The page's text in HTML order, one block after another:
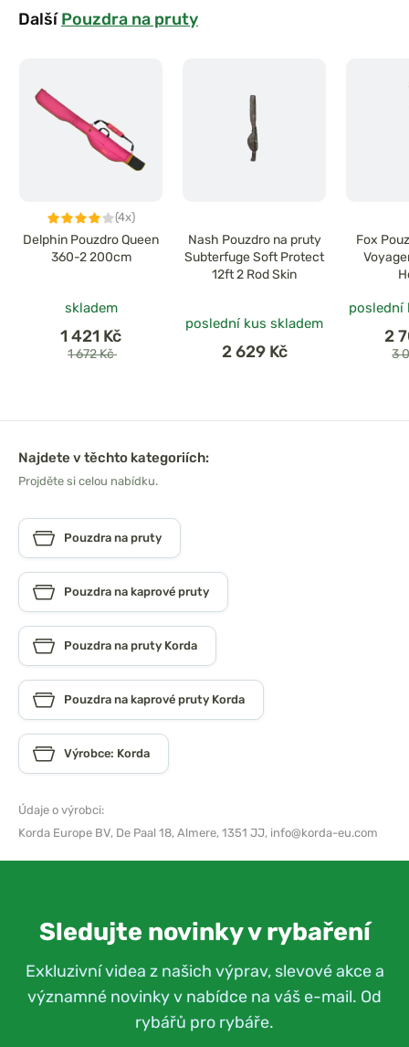
DalšíPouzdra na pruty
(4x)
Delphin Pouzdro Queen
360-2 200cm
skladem
1 421 Kč
1 672 Kč
Nash Pouzdro na pruty
Subterfuge Soft Protect
12ft 2 Rod Skin
poslední kus skladem
2 629 Kč
Fox
poslední
2
3
Najdete v těchto kategoriích:
Projděte si celou nabídku.
Pouzdra na pruty
Pouzdra na kaprové pruty
Pouzdra na pruty Korda
Pouzdra na kaprové pruty Korda
Výrobce: Korda
Údaje o výrobci:
Korda Europe BV, De Paal 18, Almere, 1351 JJ, info@korda-eu.com
Sledujte novinky v rybaření
Exkluzivní videa z našich výprav, slevové akce a
významné novinky v nabídce na váš e-mail. Od
rybářů pro rybáře.